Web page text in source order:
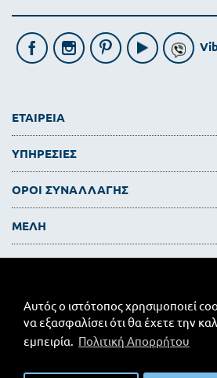
Αυτός ο ιστότοπος χρησιμοποιεί
να εξασφαλίσει ότι θα έχετε την
εμπειρία. Πολιτική Απορρήτου
ΕΤΑΙΡΕΙΑ
ΥΠΗΡΕΣΙΕΣ
ΟΡΟΙ ΣΥΝΑΛΛΑΓΗΣ
ΜΕΛΗ